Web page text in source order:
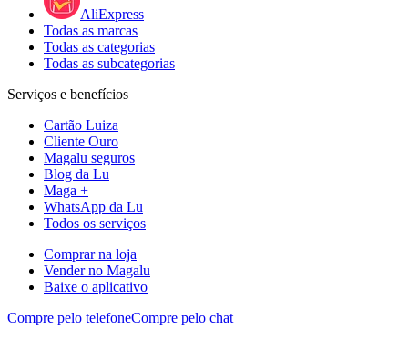
AliExpress
Todas as marcas
Todas as categorias
Todas as subcategorias
Serviços e benefícios
Cartão Luiza
Cliente Ouro
Magalu seguros
Blog da Lu
Maga +
WhatsApp da Lu
Todos os serviços
Comprar na loja
Vender no Magalu
Baixe o aplicativo
Compre pelo telefoneCompre pelo chat